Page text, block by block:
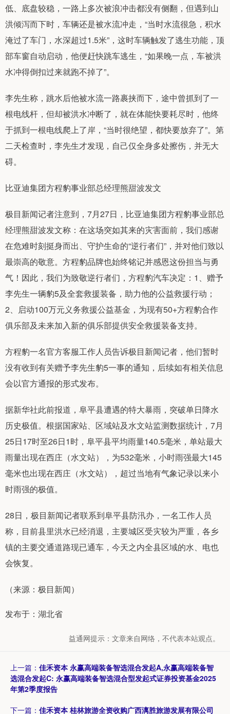
低、底盘较稳，一路上多次被浪冲击都没有侧翻，但遇到山
洪倾泻而下时，车辆还是被水流冲走，“当时水流很急，积水
淹过了车门，水深超过1.5米”，这时车辆触发了逃生功能，顶
部车窗自动启动，他便赶快跳车逃生，“如果晚一点，车被洪
水冲得倒扣过来就跑不掉了”。
李先生称，跳水后他被水流一路裹挟而下，途中曾抓到了一
根电线杆，但却被洪水冲断了，就在体能快要耗尽时，他终
于抓到一根电线爬上了岸，“当时很绝望，都快要放弃了”。第
二天检查时，李先生才发现，自己仅全身多处擦伤，并无大
碍。
比亚迪集团方程豹事业部总经理熊甜波发文
极目新闻记者注意到，7月27日，比亚迪集团方程豹事业部总
经理熊甜波发文称：在这场突如其来的灾害面前，我们感谢
在危难时刻挺身而出、守护生命的“逆行者们”，并对他们致以
最崇高的敬意。方程豹品牌也始终铭记并感恩这份担当与勇
气！因此，我们为致敬逆行者们，方程豹汽车决定：1、赠予
李先生一辆豹5及全套救援装备，助力他的公益救援行动；
2、启动100万元义务救援公益基金，为现有50+方程豹合作
俱乐部及未来加入新的俱乐部提供安全救援装备支持。
方程豹一名官方客服工作人员告诉极目新闻记者，他们暂时
没有收到有关赠予李先生豹5一事的通知，后续如有相关信息
会以官方通报的形式发布。
据新华社此前报道，阜平县遭遇的特大暴雨，突破单日降水
历史极值。根据国家站、区域站及水文站监测数据统计，7月
25日17时至26日1时，阜平县平均雨量140.5毫米，单站最大
雨量出现在西庄（水文站），为532毫米，小时雨强最大145
毫米也出现在西庄（水文站），超过当地有气象记录以来小
时雨强的极值。
28日，极目新闻记者联系到阜平县防汛办，一名工作人员
称，目前县里洪水已经消退，主要城区受灾较为严重，各乡
镇的主要交通道路现已通车，今天之内全县区域的水、电也
会恢复。
（来源：极目新闻）
发布于：湖北省
益通网提示：文章来自网络，不代表本站观点。
上一篇： 佳禾资本 永赢高端装备智选混合发起A,永赢高端装备智
选混合发起C: 永赢高端装备智选混合型发起式证券投资基金2025
年第2季度报告
下一篇： 佳禾资本 桂林旅游全资收购广西漓胜旅游发展有限公司